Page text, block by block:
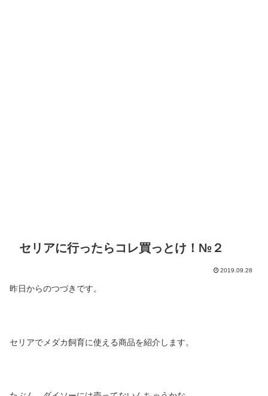
セリアに行ったらコレ買っとけ！№２
2019.09.28
昨日からのつづきです。
セリアでメダカ飼育に使える商品を紹介します。